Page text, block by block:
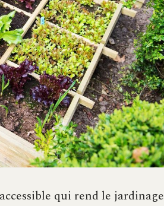
qui rend le jardinage